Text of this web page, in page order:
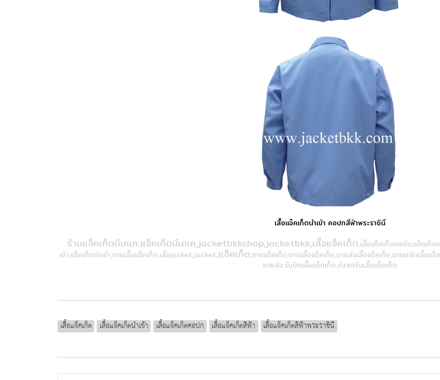
เสื้อแจ๊คเก็ตนำเข้า คอปกสีฟ้าพระราชินี
ร้านแจ็คเก็ตบีเคเค,แจ็คเก็ตบีเคเค,jacketbkkshop,jacketbkk,เสื้อแจ็คเก็ต,เสื้อแจ็คเก็ตคอจีน,แจ็คเก็
เข้า,แจ็คเก็ตนำเข้า,ขายเสื้อแจ็คเก็ต,เสื้อjacket,jacket,แจ็คเก็ต,ขายแจ็คเก็ต,ขายเสื้อแจ็คเก็ต,ขายส่งเสื้อแจ็คเก็ต,ขายปลีกเสื้อแจ็
ขายส่ง,รับปักเสื้อแจ็คเก็ต,รับสกรีนเสื้อแจ็คเก็ต
เสื้อแจ็คเก็ต เสื้อแจ็คเก็ตนำเข้า เสื้อแจ็คเก็ตคอปก เสื้อแจ็คเก็ตสีฟ้า เสื้อแจ็คเก็ตสีฟ้าพระราชินี